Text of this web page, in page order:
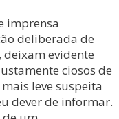
imprensa
deliberada de
deixam evidente
ciosos de
leve suspeita
dever de informar.